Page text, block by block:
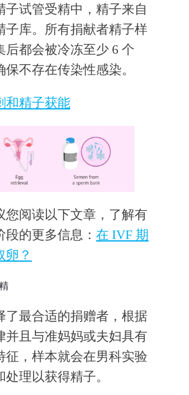
子试管受精中，精子来自
子库。所有捐献者精子样
后都会被冷冻至少 6 个
保不存在传染性感染。
和精子获能
您阅读以下文章，了解有
段的更多信息： 在 IVF 期
卵？
了最合适的捐赠者，根据
并且与准妈妈或夫妇具有
征，样本就会在男科实验
处理以获得精子。